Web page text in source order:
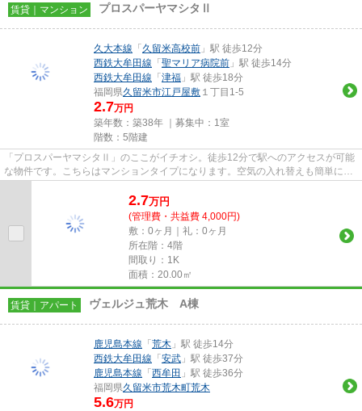
賃貸｜マンション プロスパーヤマシタⅡ
久大本線 「久留米高校前 」駅 徒歩12分
西鉄大牟田線 「聖マリア病院前 」駅 徒歩14分
西鉄大牟田線 「津福 」駅 徒歩18分
福岡県久留米市江戸屋敷 １丁目1-5
2.7万円
築年数：築38年 ｜募集中： 1室
階数：5階建
「プロスパーヤマシタⅡ」のここがイチオシ。徒歩12分で駅へのアクセスが可能
な物件です。こちらはマンションタイプになります。空気の入れ替えも簡単にお
こなえる通風良好の物件です。...
2.7万円
(管理費・共益費 4,000円)
敷：0ヶ月｜礼：0ヶ月
所在階：4階
間取り：1K
面積：20.00㎡
賃貸｜アパート ヴェルジュ荒木 A棟
鹿児島本線 「荒木 」駅 徒歩14分
西鉄大牟田線 「安武 」駅 徒歩37分
鹿児島本線 「西牟田 」駅 徒歩36分
福岡県久留米市荒木町荒木
5.6万円